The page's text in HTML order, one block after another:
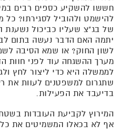
חששו להשקיע כספים רבים
להישמט ולהוביל לסגירתו?
של בג"צ שעליו כביכול נשענת
יתמה האם הדבר נעשה בתום
לשון החוק? או שמא הסיבה
מערך ההשגחה עוד לפני חוות
לממשלה היא כדי ליצור לחץ
שתגרום למשפטנים לעוות את
בדיעבד את הפעילות.
המירוץ לקביעת העובדות
אף לא בכאלו המשמיטים את